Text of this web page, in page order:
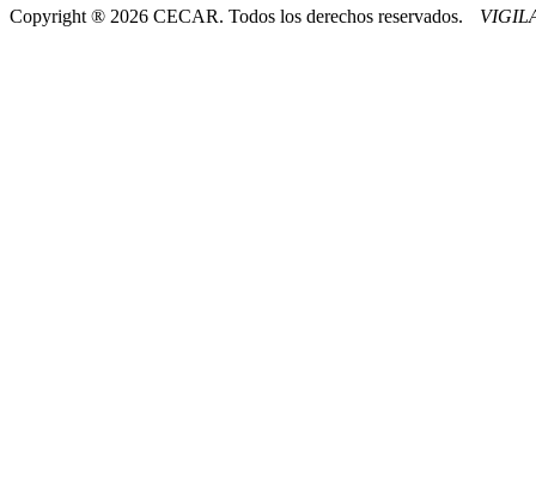
Copyright ® 2026 CECAR. Todos los derechos reservados.